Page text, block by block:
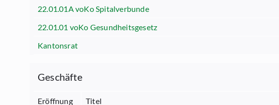
22.01.01A voKo Spitalverbunde
22.01.01 voKo Gesundheitsgesetz
Kantonsrat
Geschäfte
Eröffnung Titel